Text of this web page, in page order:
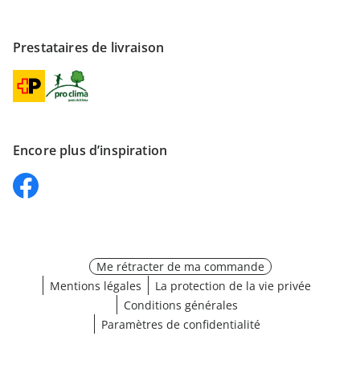
Prestataires de livraison
Encore plus d’inspiration
Me rétracter de ma commande
Mentions légales
La protection de la vie privée
Conditions générales
Paramètres de confidentialité